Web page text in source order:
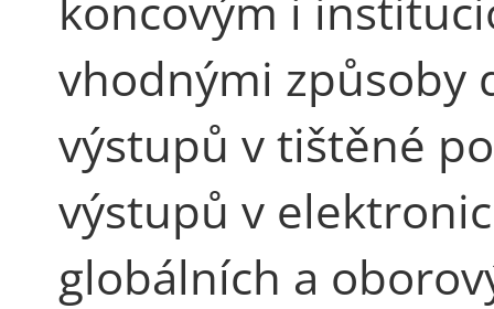
vhodnými způsoby
výstupů v tištěné
výstupů v
globálních a